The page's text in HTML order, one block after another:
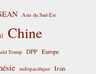
Asie du Sud-Est
Chine
Trump DPP Europe
indopacifique Iran